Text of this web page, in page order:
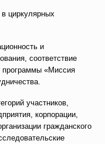
циркулярных
и
соответствие
программы «Миссия
участников,
корпорации,
гражданского